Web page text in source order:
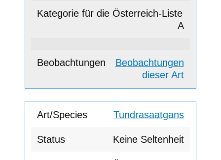
A
Beobachtungen
dieser Art
Tundrasaatgans
Keine Seltenheit